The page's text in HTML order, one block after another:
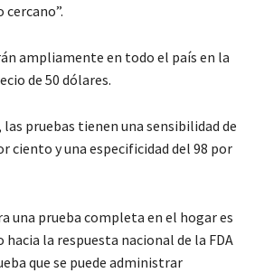
ampliamente en todo el país en la
de 50 dólares.
las pruebas tienen una sensibilidad de
ciento y una especificidad del 98 por
una prueba completa en el hogar es
la respuesta nacional de la FDA
que se puede administrar